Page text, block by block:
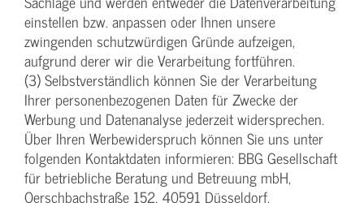
einstellen bzw. anpassen oder Ihnen unsere
zwingenden schutzwürdigen Gründe aufzeigen,
aufgrund derer wir die Verarbeitung fortführen.
(3) Selbstverständlich können Sie der Verarbeitung
Ihrer personenbezogenen Daten für Zwecke der
Werbung und Datenanalyse jederzeit widersprechen.
Über Ihren Werbewiderspruch können Sie uns unter
folgenden Kontaktdaten informieren: BBG Gesellschaft
für betriebliche Beratung und Betreuung mbH,
Oerschbachstraße 152, 40591 Düsseldorf,